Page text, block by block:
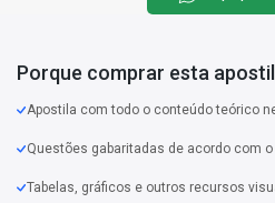
Porque comprar esta
Apostila com todo o conteúdo teórico
Questões gabaritadas de acordo com o
Tabelas, gráficos e outros recursos